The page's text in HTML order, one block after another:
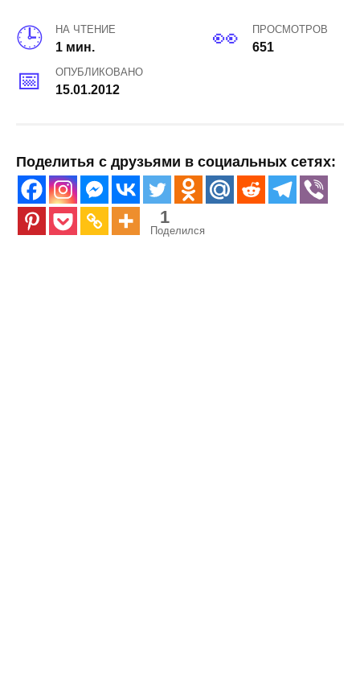
НА ЧТЕНИЕ
1 мин.
ПРОСМОТРОВ
651
ОПУБЛИКОВАНО
15.01.2012
Поделитья с друзьями в социальных сетях:
1
Поделился